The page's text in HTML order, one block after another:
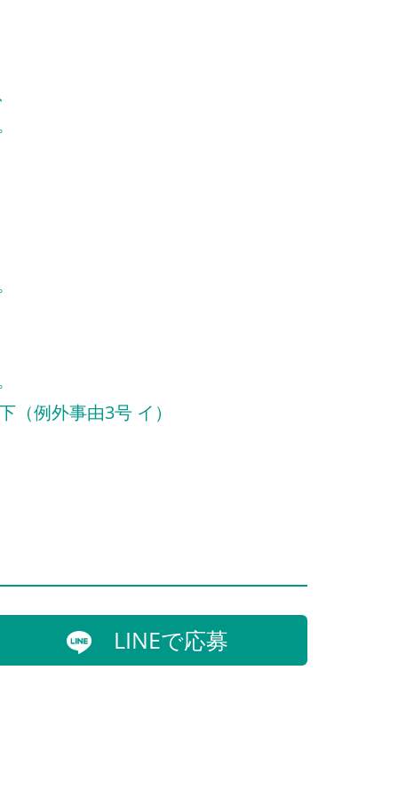
例外事由3号 イ）
LINEで応募